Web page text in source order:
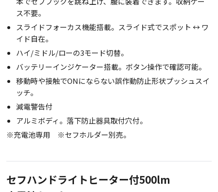
ス不要。
スライドフォーカス機能搭載。スライド式でスポット ↔ ワ
イド自在。
ハイ/ミドル/ローの3モード切替。
バッテリーインジケーター搭載。ボタン操作で確認可能。
移動時や接触でONにならない誤作動防止形状プッシュスイ
ッチ。
減電警告付
アルミボディ。落下防止器具取付穴付。
※充電池専用 ※セフホルダー別売。
セフハンドライトヒーター付500lm